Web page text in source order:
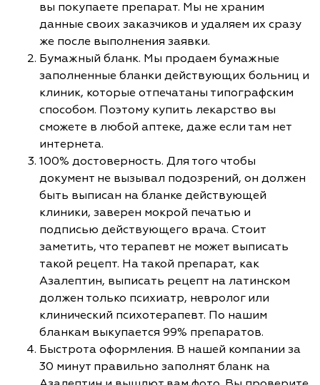
вы покупаете препарат. Мы не храним
данные своих заказчиков и удаляем их сразу
же после выполнения заявки.
Бумажный бланк. Мы продаем бумажные
заполненные бланки действующих больниц и
клиник, которые отпечатаны типографским
способом. Поэтому купить лекарство вы
сможете в любой аптеке, даже если там нет
интернета.
100% достоверность. Для того чтобы
документ не вызывал подозрений, он должен
быть выписан на бланке действующей
клиники, заверен мокрой печатью и
подписью действующего врача. Стоит
заметить, что терапевт не может выписать
такой рецепт. На такой препарат, как
Азалептин, выписать рецепт на латинском
должен только психиатр, невролог или
клинический психотерапевт. По нашим
бланкам выкупается 99% препаратов.
Быстрота оформления. В нашей компании за
30 минут правильно заполнят бланк на